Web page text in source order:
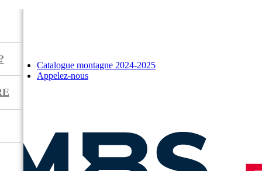
Catalogue montagne 2024-2025
Appelez-nous